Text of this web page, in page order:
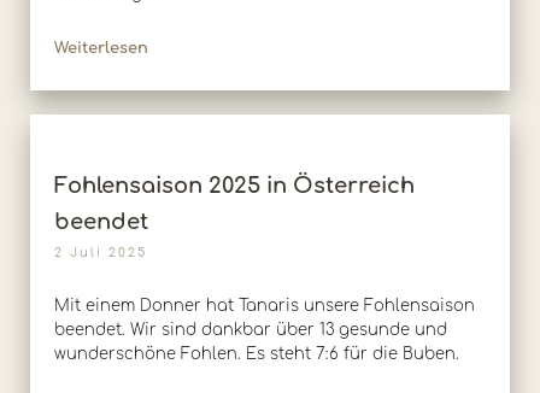
Weiterlesen
Fohlensaison 2025 in Österreich
beendet
2 Juli 2025
Mit einem Donner hat Tanaris unsere Fohlensaison
beendet. Wir sind dankbar über 13 gesunde und
wunderschöne Fohlen. Es steht 7:6 für die Buben.